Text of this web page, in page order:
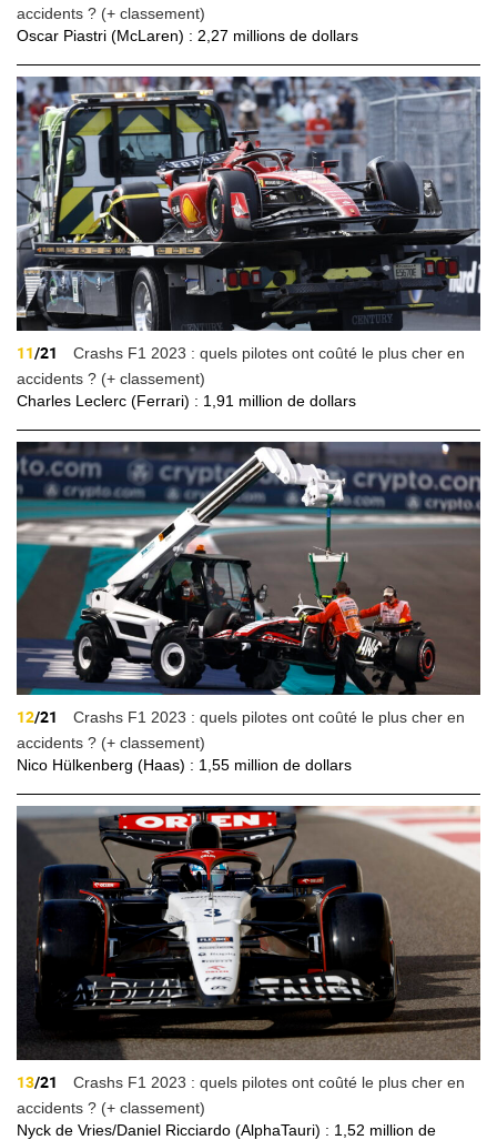
accidents ? (+ classement)
Oscar Piastri (McLaren) : 2,27 millions de dollars
11/21
Crashs F1 2023 : quels pilotes ont coûté le plus cher en
accidents ? (+ classement)
Charles Leclerc (Ferrari) : 1,91 million de dollars
12/21
Crashs F1 2023 : quels pilotes ont coûté le plus cher en
accidents ? (+ classement)
Nico Hülkenberg (Haas) : 1,55 million de dollars
13/21
Crashs F1 2023 : quels pilotes ont coûté le plus cher en
accidents ? (+ classement)
Nyck de Vries/Daniel Ricciardo (AlphaTauri) : 1,52 million de